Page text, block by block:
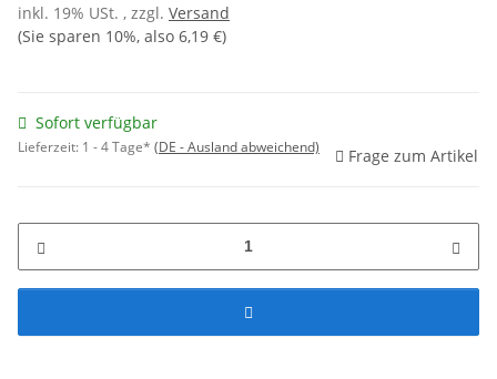
inkl. 19% USt. , zzgl. Versand
(Sie sparen 10%, also 6,19 €)
Sofort verfügbar
Lieferzeit: 1 - 4 Tage* (DE - Ausland abweichend) Frage zum Artikel